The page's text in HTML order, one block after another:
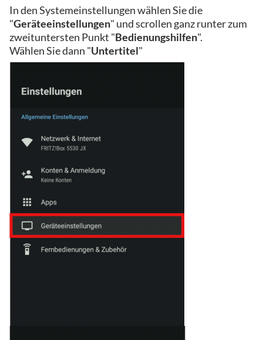
In den Systemeinstellungen wählen Sie die
"Geräteeinstellungen" und scrollen ganz runter zum
zweituntersten Punkt "Bedienungshilfen".
Wählen Sie dann "Untertitel"